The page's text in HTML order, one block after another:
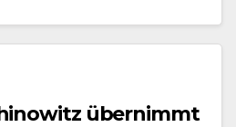
übernimmt